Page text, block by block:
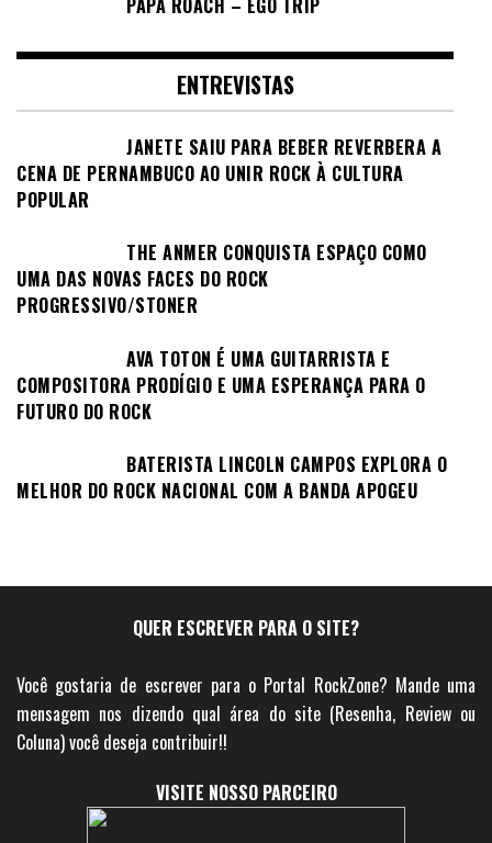
PAPA ROACH – EGO TRIP
ENTREVISTAS
JANETE SAIU PARA BEBER REVERBERA A
CENA DE PERNAMBUCO AO UNIR ROCK À CULTURA
POPULAR
THE ANMER CONQUISTA ESPAÇO COMO
UMA DAS NOVAS FACES DO ROCK
PROGRESSIVO/STONER
AVA TOTON É UMA GUITARRISTA E
COMPOSITORA PRODÍGIO E UMA ESPERANÇA PARA O
FUTURO DO ROCK
BATERISTA LINCOLN CAMPOS EXPLORA O
MELHOR DO ROCK NACIONAL COM A BANDA APOGEU
QUER ESCREVER PARA O SITE?
Você gostaria de escrever para o Portal RockZone? Mande uma
mensagem nos dizendo qual área do site (Resenha, Review ou
Coluna) você deseja contribuir!!
VISITE NOSSO PARCEIRO